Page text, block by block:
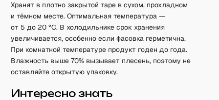
Хранят в плотно закрытой таре в сухом, прохладном
и тёмном месте. Оптимальная температура —
от 5 до 20 °C. В холодильнике срок хранения
увеличивается, особенно если фасовка герметична.
При комнатной температуре продукт годен до года.
Влажность выше 70% вызывает плесень, поэтому не
оставляйте открытую упаковку.
Интересно знать